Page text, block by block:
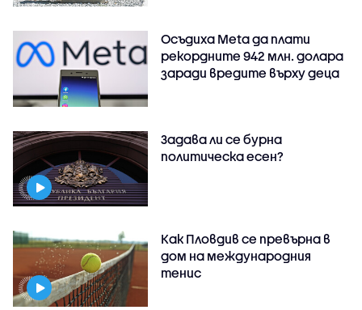
Осъдиха Meta да плати
рекордните 942 млн. долара
заради вредите върху деца
Задава ли се бурна
политическа есен?
Как Пловдив се превърна в
дом на международния
тенис